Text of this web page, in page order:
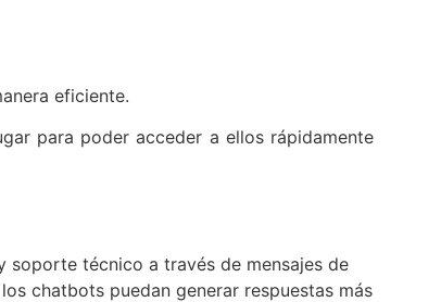
eficiente.
para poder acceder a ellos rápidamente
técnico a través de mensajes de
chatbots puedan generar respuestas más